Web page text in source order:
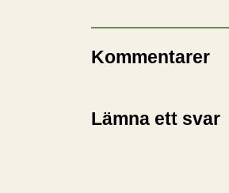
Kommentarer
Lämna ett svar